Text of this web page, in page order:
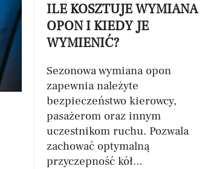
ILE KOSZTUJE WYMIANA
OPON I KIEDY JE
WYMIENIĆ?
Sezonowa wymiana opon
zapewnia należyte
bezpieczeństwo kierowcy,
pasażerom oraz innym
uczestnikom ruchu. Pozwala
zachować optymalną
przyczepność kół...